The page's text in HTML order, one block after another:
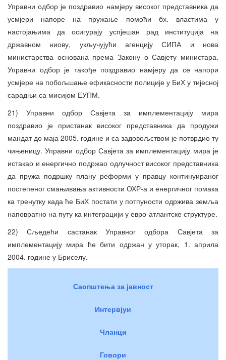
Управни одбор је поздравио намјеру високог представника да
усмјери напоре на пружање помоћи бх. властима у
настојањима да осигурају успјешан рад институција на
државном ниову, укључујући агенцију СИПА и нова
министарства основана према Закону о Савјету министара.
Управни одбор је такође поздравио намјеру да се напори
усмјере на побољшање ефикасности полиције у БиХ у тијесној
сарадњи са мисијом ЕУПМ.
21) Управни одбор Савјета за имплементацију мира
поздравио је пристанак високог представника да продужи
мандат до маја 2005. године и са задовољством је потврдио ту
чињеницу. Управни одбор Савјета за имплементацију мира је
истакао и енергично подржао одлучност високог представника
да пружа подршку плану реформи у правцу континуираног
постепеног смањивања активности ОХР-а и енергичног помака
ка тренутку када ће БиХ постати у потпуности одржива земља
наповратно на путу ка интеграцији у евро-атлантске структуре.
22) Сљедећи састанак Управног одбора Савјета за
имплементацију мира ће бити одржан у уторак, 1. априла
2004. године у Бриселу.
Саопштења за јавност
Интервјуи
Чланци
Говори